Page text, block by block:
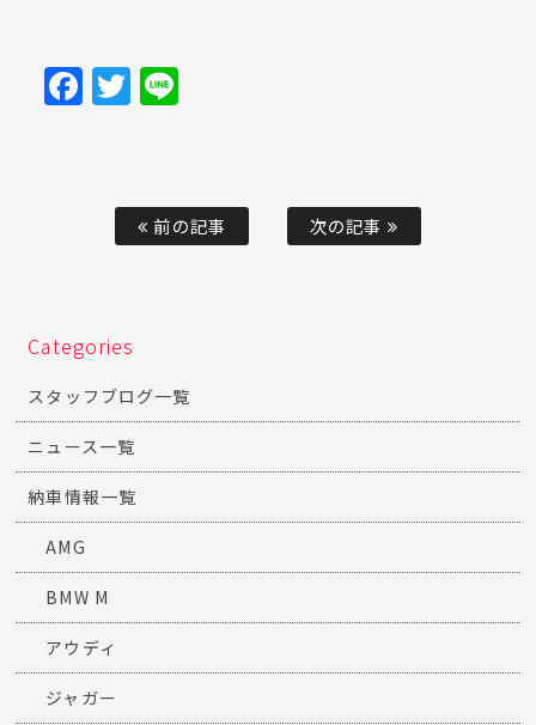
Facebook
Twitter
前の記事 次の記事
Categories
スタッフブログ一覧
ニュース一覧
納車情報一覧
AMG
BMW M
アウディ
ジャガー